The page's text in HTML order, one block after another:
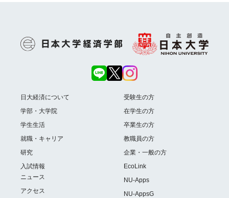
日大経済について
学部・大学院
学生生活
就職・キャリア
研究
入試情報
ニュース
アクセス
受験生の方
在学生の方
卒業生の方
教職員の方
企業・一般の方
EcoLink
NU-Apps
NU-AppsG